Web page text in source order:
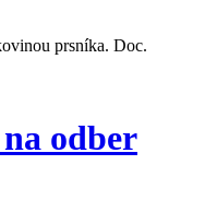
prsníka. Doc.
odber